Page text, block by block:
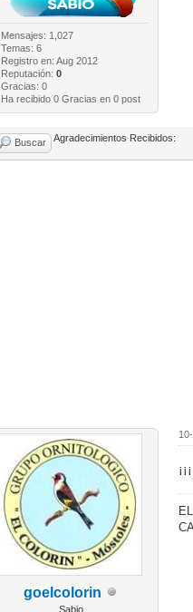
Mensajes: 1,027
Temas: 6
Registro en: Aug 2012
Reputación: 0
Gracias: 0
Ha recibido 0 Gracias en 0 post
Buscar Agradecimientos Recibidos:
goelcolorin
Sabio